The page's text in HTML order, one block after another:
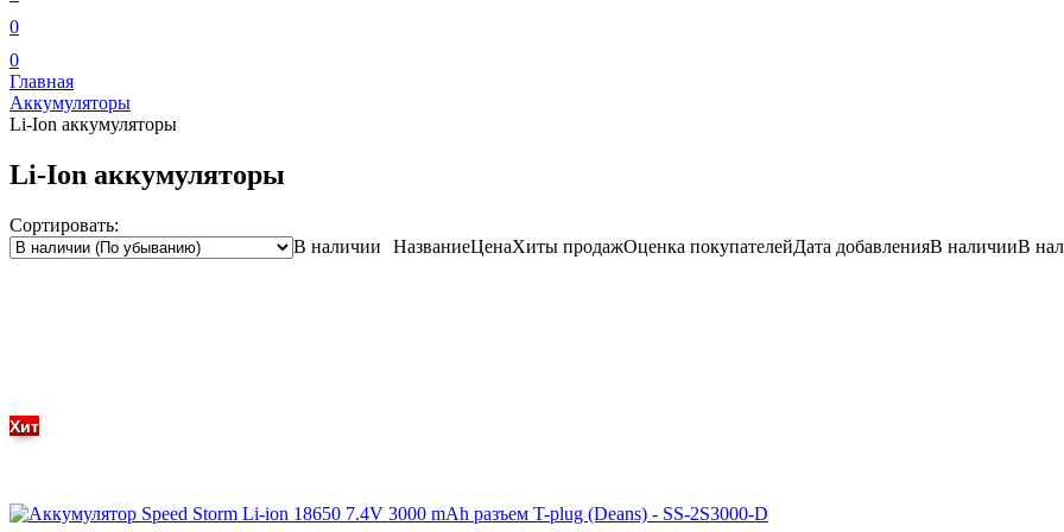
0
0
Главная
Аккумуляторы
Li-Ion аккумуляторы
Li-Ion аккумуляторы
Сортировать:
В наличии
НазваниеЦенаХиты продажОценка покупателейДата добавленияВ наличииВ
Хит